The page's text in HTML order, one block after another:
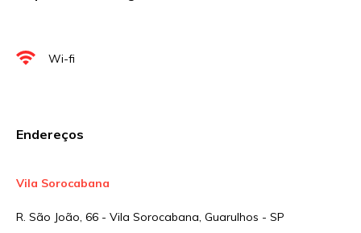
Nome
Sua avaliação
Wi-fi
Endereços
Vila Sorocabana
R. São João, 66 - Vila Sorocabana, Guarulhos - SP